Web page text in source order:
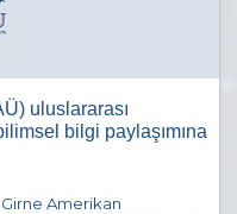
uluslararası
bilgi paylaşımına
Amerikan